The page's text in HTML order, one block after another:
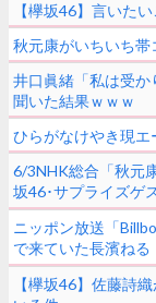
【欅坂46】言いた
秋元康がいちいち帯
井口眞緒「私は受
聞いた結果ｗｗｗ
ひらがなけやき現エ
6/3NHK総合「秋元
坂46･サプライズゲ
一日”秋元康ソング
紹介
ニッポン放送「
で来ていた長濱ね
と立ち寄りゲスト出
【欅坂46】佐藤詩